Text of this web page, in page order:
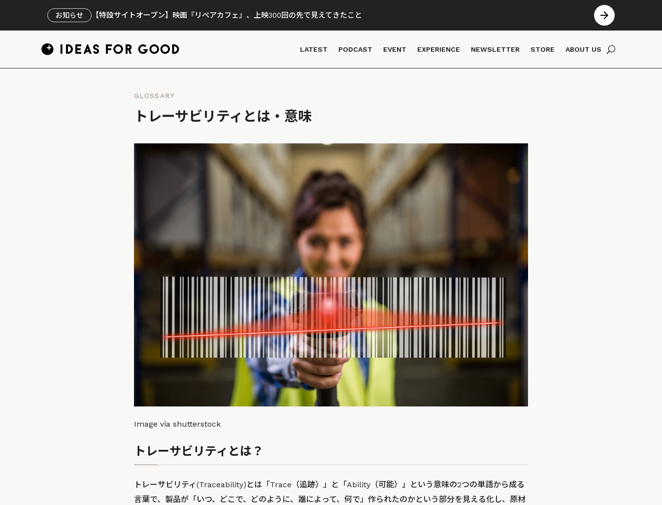
お知らせ 【特設サイトオープン】映画『リペアカフェ』、上映300回の先で見えてきたこと
LATEST PODCAST EVENT EXPERIENCE NEWSLETTER STORE ABOUT US
GLOSSARY
トレーサビリティとは・意味
Image via shutterstock
トレーサビリティとは？
トレーサビリティ(Traceability)とは「Trace（追跡）」と「Ability（可能）」という意味の2つの単語から成る
言葉で、製品が「いつ、どこで、どのように、誰によって、何で」作られたのかという部分を見える化し、原材